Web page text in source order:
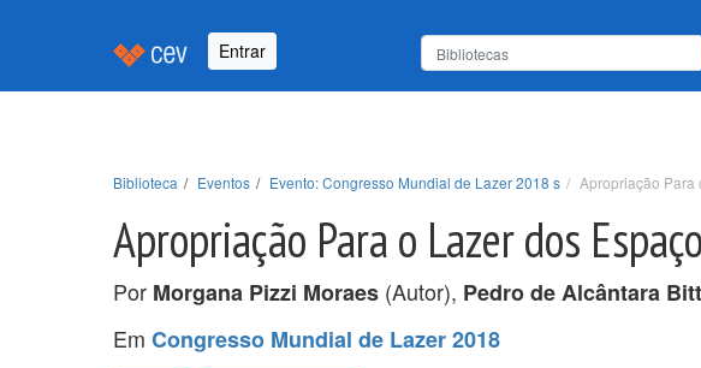
Entrar
Biblioteca Eventos Evento: Congresso Mundial de Lazer 2018 s Apropriação Para
Apropriação Para o Lazer dos
Por Morgana Pizzi Moraes (Autor), Pedro de Alcântara
Em Congresso Mundial de Lazer 2018